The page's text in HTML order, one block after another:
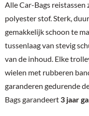
Alle Car-Bags
polyester stof. Sterk,
gemakkelijk schoon te
tussenlaag van stevig
van de inhoud. Elke
wielen met rubberen
garanderen gedurende
Bags garandeert 3 jaar